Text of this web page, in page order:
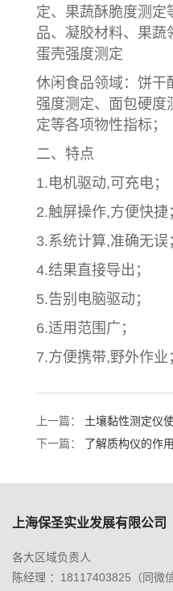
定、果蔬酥脆度测定
品、凝胶材料、果蔬
蛋壳强度测定
休闲食品领域：饼干
强度测定、面包硬度
定等各项物性指标；
二、特点
1.电机驱动,可充电；
2.触屏操作,方便快捷
3.系统计算,准确无误
4.结果直接导出；
5.告别电脑驱动；
6.适用范围广；
7.方便携带,野外作业
上一篇： 土壤黏性测定仪
下一篇： 了解质构仪的作
上海保圣实业发展有限公司
各大区域负责人
陈经理 ：18117403825（同微